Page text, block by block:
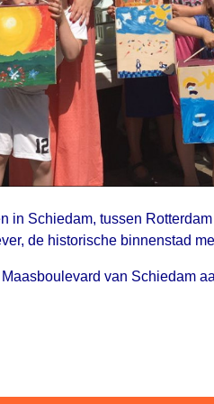
in Schiedam, tussen
de historische binnenstad
van Schiedam